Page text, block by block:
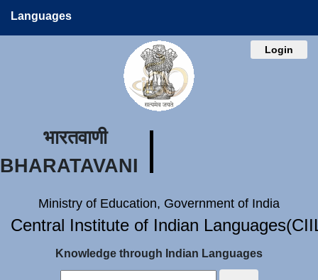
Languages
Login
भारतवाणी
BHARATAVANI
Ministry of Education, Government of India
Central Institute of Indian
Knowledge through Indian Languages